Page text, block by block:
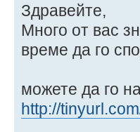
Здравейте,
Много от вас
време да го
можете да го
http://